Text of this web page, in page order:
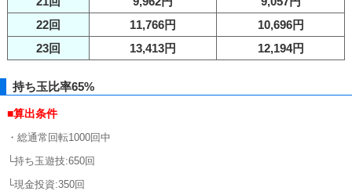
22回
11,766円
10,696円
23回
13,413円 12,194円
持ち玉比率65%
■算出条件
・総通常回転1000回中
└持ち玉遊技:650回
└現金投資:350回